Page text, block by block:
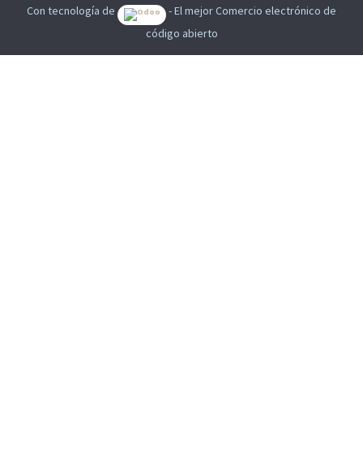
Con tecnología de
- El mejorComercio electrónico de
código abierto